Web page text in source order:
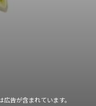
告が含まれています。